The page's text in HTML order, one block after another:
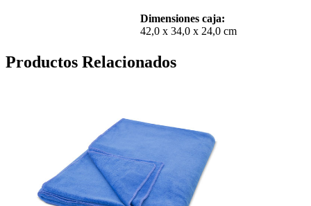
Dimensiones caja:
42,0 x 34,0 x 24,0 cm
Productos Relacionados